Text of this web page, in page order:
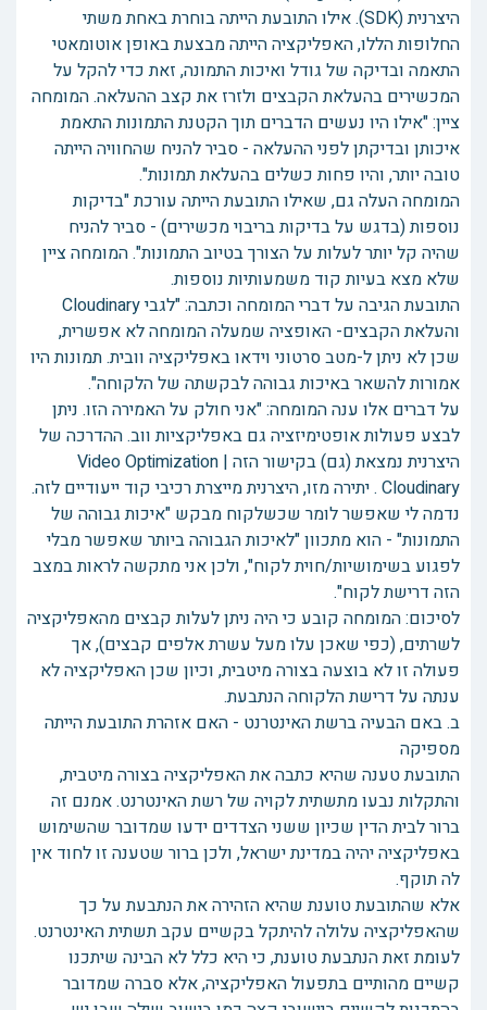
היצרנית (SDK). אילו התובעת הייתה בוחרת באחת משתי
החלופות הללו, האפליקציה הייתה מבצעת באופן אוטומאטי
התאמה ובדיקה של גודל ואיכות התמונה, זאת כדי להקל על
המכשירים בהעלאת הקבצים ולזרז את קצב ההעלאה. המומחה
ציין: "אילו היו נעשים הדברים תוך הקטנת התמונות התאמת
איכותן ובדיקתן לפני ההעלאה - סביר להניח שהחוויה הייתה
טובה יותר, והיו פחות כשלים בהעלאת תמונות".
המומחה העלה גם, שאילו התובעת הייתה עורכת "בדיקות
נוספות (בדגש על בדיקות בריבוי מכשירים) - סביר להניח
שהיה קל יותר לעלות על הצורך בטיוב התמונות". המומחה ציין
שלא מצא בעיות קוד משמעותיות נוספות.
התובעת הגיבה על דברי המומחה וכתבה: "לגבי Cloudinary
והעלאת הקבצים- האופציה שמעלה המומחה לא אפשרית,
שכן לא ניתן ל-מטב סרטוני וידאו באפליקציה וובית. תמונות היו
אמורות להשאר באיכות גבוהה לבקשתה של הלקוחה".
על דברים אלו ענה המומחה: "אני חולק על האמירה הזו. ניתן
לבצע פעולות אופטימיזציה גם באפליקציות ווב. ההדרכה של
היצרנית נמצאת (גם) בקישור הזה Video Optimization |
Cloudinary . יתירה מזו, היצרנית מייצרת רכיבי קוד ייעודיים לזה.
נדמה לי שאפשר לומר שכשלקוח מבקש "איכות גבוהה של
התמונות" - הוא מתכוון "לאיכות הגבוהה ביותר שאפשר מבלי
לפגוע בשימושיות/חוית לקוח", ולכן אני מתקשה לראות במצב
הזה דרישת לקוח".
לסיכום: המומחה קובע כי היה ניתן לעלות קבצים מהאפליקציה
לשרתים, (כפי שאכן עלו מעל עשרת אלפים קבצים), אך
פעולה זו לא בוצעה בצורה מיטבית, וכיון שכן האפליקציה לא
ענתה על דרישת הלקוחה הנתבעת.
ב. באם הבעיה ברשת האינטרנט - האם אזהרת התובעת הייתה
מספיקה
התובעת טענה שהיא כתבה את האפליקציה בצורה מיטבית,
והתקלות נבעו מתשתית לקויה של רשת האינטרנט. אמנם זה
ברור לבית הדין שכיון ששני הצדדים ידעו שמדובר שהשימוש
באפליקציה יהיה במדינת ישראל, ולכן ברור שטענה זו לחוד אין
לה תוקף.
אלא שהתובעת טוענת שהיא הזהירה את הנתבעת על כך
שהאפליקציה עלולה להיתקל בקשיים עקב תשתית האינטרנט.
לעומת זאת הנתבעת טוענת, כי היא כלל לא הבינה שיתכנו
קשיים מהותיים בתפעול האפליקציה, אלא סברה שמדובר